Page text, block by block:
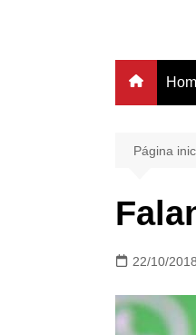
Página
22/10/2018